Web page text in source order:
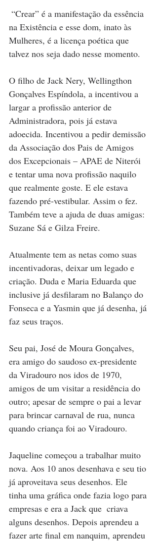
na Existência e esse dom, inato às
Mulheres, é a licença poética que
talvez nos seja dado nesse momento.
O filho de Jack Nery, Wellingthon
Gonçalves Espíndola, a incentivou a
largar a profissão anterior de
Administradora, pois já estava
adoecida. Incentivou a pedir demissão
da Associação dos Pais de Amigos
dos Excepcionais – APAE de Niterói
e tentar uma nova profissão naquilo
que realmente goste. E ele estava
fazendo pré-vestibular. Assim o fez.
Também teve a ajuda de duas amigas:
Suzane Sá e Gilza Freire.
Atualmente tem as netas como suas
incentivadoras, deixar um legado e
criação. Duda e Maria Eduarda que
inclusive já desfilaram no Balanço do
Fonseca e a Yasmin que já desenha, já
faz seus traços.
Seu pai, José de Moura Gonçalves,
era amigo do saudoso ex-presidente
da Viradouro nos idos de 1970,
amigos de um visitar a residência do
outro; apesar de sempre o pai a levar
para brincar carnaval de rua, nunca
quando criança foi ao Viradouro.
Jaqueline começou a trabalhar muito
nova. Aos 10 anos desenhava e seu tio
já aproveitava seus desenhos. Ele
tinha uma gráfica onde fazia logo para
empresas e era a Jack que  criava
alguns desenhos. Depois aprendeu a
fazer arte final em nanquim, aprendeu